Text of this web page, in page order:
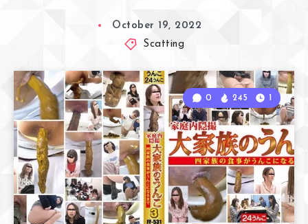
October 19, 2022
Scatting
0 245 1